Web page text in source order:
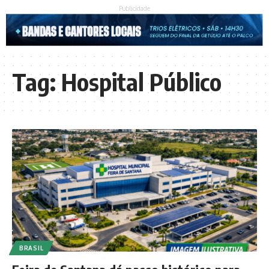
Publicidade
Tag:Hospital Público
BRASIL